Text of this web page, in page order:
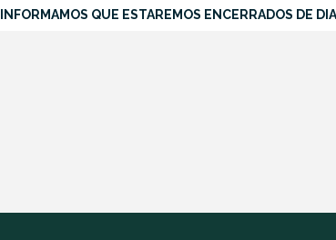
INFORMAMOS QUE ESTAREMOS ENCERRADOS DE